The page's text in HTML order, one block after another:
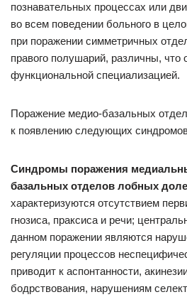
познавательных процессах или
во всем поведении больного в
при поражении симметричных
правого полушарий, различны, что
функциональной специализацией.
Поражение медио-базальных
к появлению следующих
Синдромы поражения
базальных отделов лобных
характеризуются отсутствием
гнозиса, праксиса и речи;
данном поражении являются
регуляции процессов
приводит к аспонтанности,
бодрствования, нарушениям